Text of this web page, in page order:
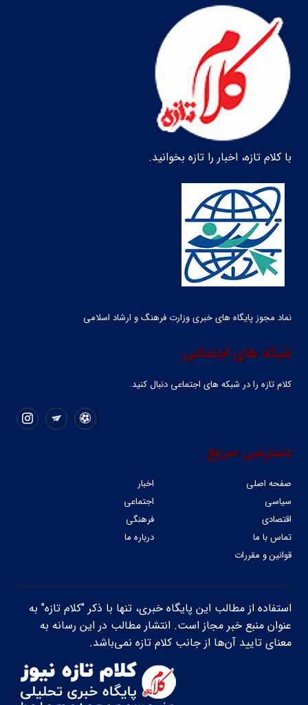
با کلام تازه، اخبار را تازه بخوانید.
نماد مجوز پایگاه های خبری وزارت فرهنگ و ارشاد اسلامی
شبکه های اجتماعی
کلام تازه را در شبکه ‌های اجتماعی دنبال کنید.
دسترسی سریع
صفحه اصلی
اخبار
سیاسی
اجتماعی
اقتصادی
فرهنگی
تماس با ما
درباره ما
قوانین و مقررات
استفاده از مطالب این پایگاه خبری، تنها با ذکر "کلام تازه" به
عنوان منبع خبر مجاز است. انتشار مطالب در این رسانه به
معنای تایید آن‌ها از جانب کلام تازه نمی‌باشد.